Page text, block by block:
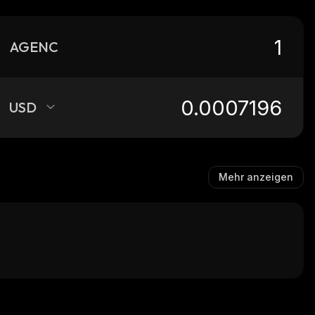
AGENC
USD
Mehr anzeigen